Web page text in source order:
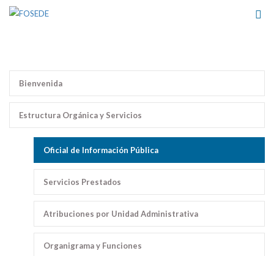
Bienvenida
Estructura Orgánica y Servicios
Oficial de Información Pública
Servicios Prestados
Atribuciones por Unidad Administrativa
Organigrama y Funciones